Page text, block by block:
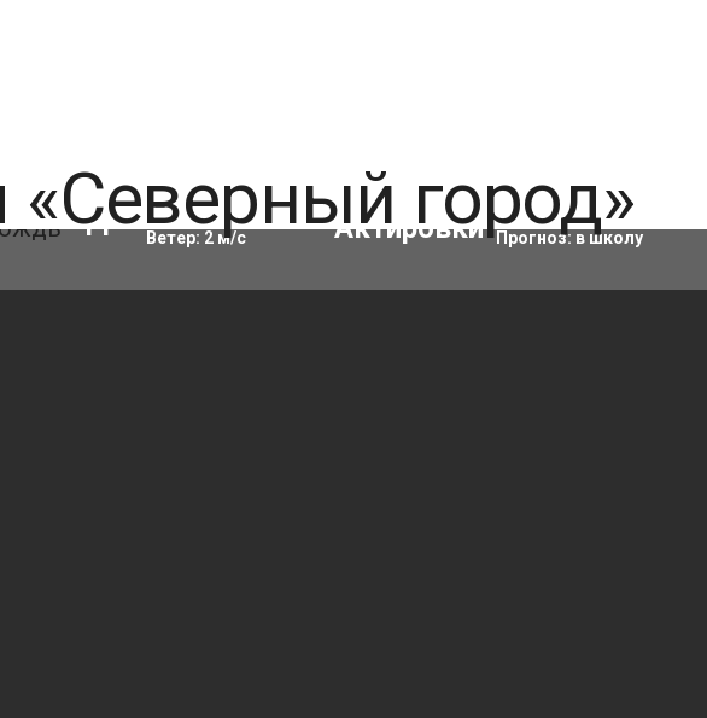
11°C Влажность:97
Ветер: 2м/с
Актировки
Прогноз: в школу